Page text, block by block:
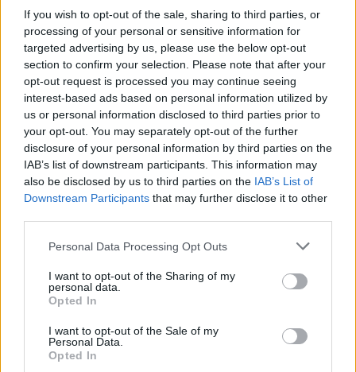
If you wish to opt-out of the sale, sharing to third parties, or
processing of your personal or sensitive information for
targeted advertising by us, please use the below opt-out
section to confirm your selection. Please note that after your
opt-out request is processed you may continue seeing
interest-based ads based on personal information utilized by
us or personal information disclosed to third parties prior to
your opt-out. You may separately opt-out of the further
disclosure of your personal information by third parties on the
IAB’s list of downstream participants. This information may
also be disclosed by us to third parties on the IAB’s List of
Downstream Participants that may further disclose it to other
Personal Data Processing Opt Outs
I want to opt-out of the Sharing of my
personal data.
Opted In
I want to opt-out of the Sale of my
Personal Data.
Opted In
Η καθιερωμένη περιφορά της
εικόνας από τον Ιερό Ναό της
Παναγίας έως τον ναΐσκο της
Ζωοδόχου Πηγής
ΜΥΤΙΛΗΝΗ
Κτηματολόγιο και παλιό
Κολυμβητήριο στη συνάντηση
Κουφέλου με το ΤΕΕ
Πολεοδομικός σχεδιασμός,
αντισεισμική προστασία και
στελέχωση των τεχνικών
ατζέντα της συζήτησης
Στην Περιφέρεια το αίτημα
ενίσχυσης των εθελοντών του
Πλωμαρίου
Ο Θεόδωρος Βαλσαμίδης προτείνει
την αγορά πλήρως εξοπλισμένου
οχήματος 4x4 και την παραχώρησή
του στο κλιμάκιο